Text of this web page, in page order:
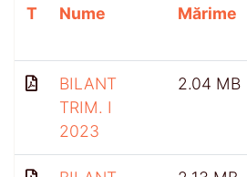
T Nume Mărime
BILANT
TRIM. I
2023
2.04 MB